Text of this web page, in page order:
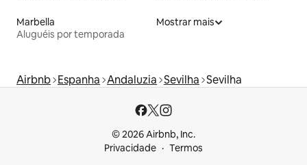
Marbella
Aluguéis por temporada
Mostrar mais
Airbnb Espanha Andaluzia Sevilha Sevilha
© 2026 Airbnb, Inc.
Privacidade
Termos